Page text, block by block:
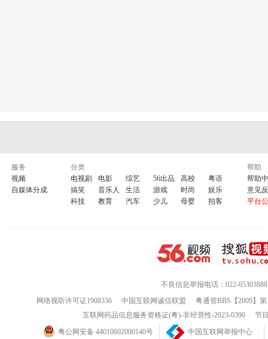
服务
视频
自媒体分成
分类
电视剧
电影 综艺 56出品 高校
粤语
搞笑
音乐人 生活 游戏 时尚
娱乐
科技
教育 汽车 少儿 母婴 拍客
帮助
帮助
意见
平台
不良信息举报电话：022-65303888
网络视听许可证1908336
中国互联网诚信联盟
粤通管BBS【2009】
互联网药品信息服务资格证(粤)-非经营性-2023-0390
节
粤公网安备 44010602000140号
中国互联网举报中心